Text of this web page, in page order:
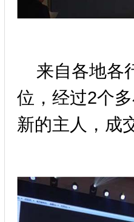
来自各地各
位，经过2个
新的主人，成